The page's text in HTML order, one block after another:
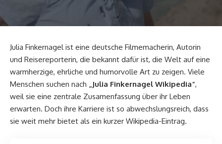
Julia Finkernagel ist eine deutsche Filmemacherin, Autorin
und Reisereporterin, die bekannt dafür ist, die Welt auf eine
warmherzige, ehrliche und humorvolle Art zu zeigen. Viele
Menschen suchen nach „Julia Finkernagel Wikipedia“,
weil sie eine zentrale Zusamenfassung über ihr Leben
erwarten. Doch ihre Karriere ist so abwechslungsreich, dass
sie weit mehr bietet als ein kurzer Wikipedia-Eintrag.